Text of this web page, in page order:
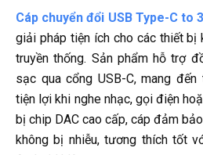
Cáp chuyển đổi USB Type-C to
giải pháp tiện ích cho các thiết bị
truyền thống. Sản phẩm hỗ trợ
sạc qua cổng USB-C, mang
tiện lợi khi nghe nhạc, gọi điện
bị chip DAC cao cấp, cáp đảm
không bị nhiễu, tương thích tốt